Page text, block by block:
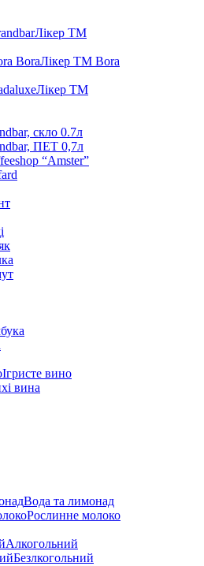
Лікер ТМ
Лікер ТМ Bora
Лікер ТМ
скло 0.7л
ПЕТ 0,7л
“Amster”
Ігристе вино
вина
Вода та лимонад
Рослинне молоко
Алкогольний
Безлкогольний